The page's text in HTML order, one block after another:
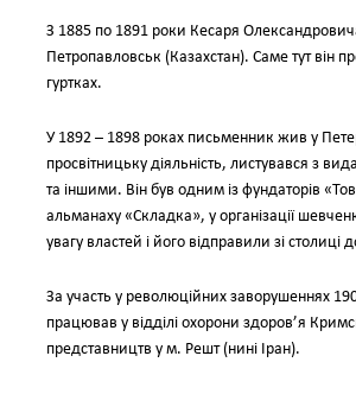
З 1885 по 1891 роки Кесаря
Петропавловськ (Казахстан). Саме тут він
гуртках.
У 1892 – 1898 роках письменник жив у
просвітницьку діяльність, листувався
та іншими. Він був одним із фундаторів
альманаху «Складка», у організації
увагу властей і його відправили зі
За участь у революційних заворушеннях
працював у відділі охорони здоров’я
представництв у м. Решт (нині Іран).